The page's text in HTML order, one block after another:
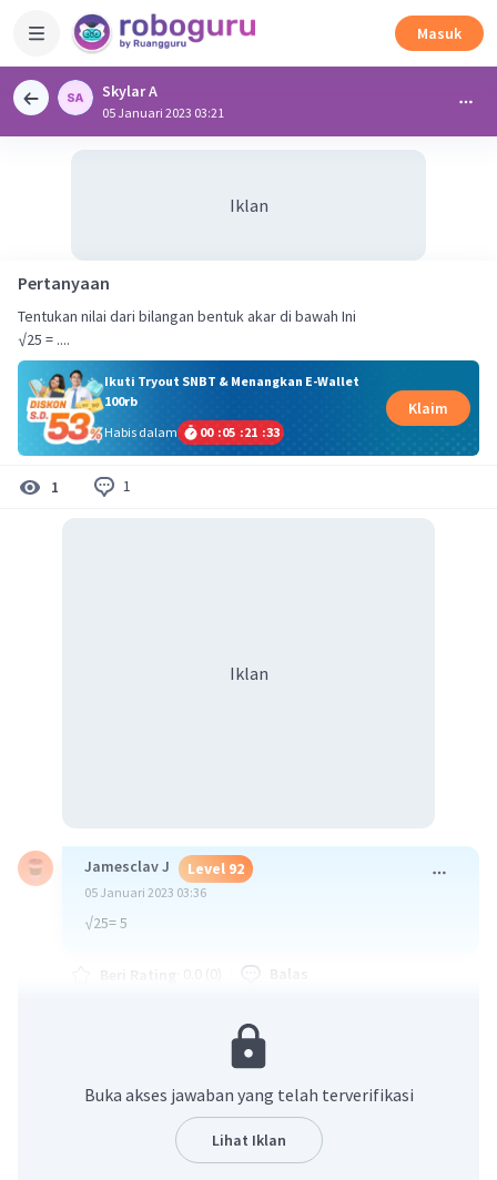
Masuk
Skylar A
05 Januari 2023 03:21
Iklan
Pertanyaan
Tentukan nilai dari bilangan bentuk akar di bawah Ini
√25 = ....
Ikuti Tryout SNBT & Menangkan E-Wallet
100rb
Habis dalam
00 :05 :21 :33
Klaim
1 1
Iklan
Jamesclav J Level 92
05 Januari 2023 03:36
√25= 5
Balas
Iklan
Buka akses jawaban yang telah terverifikasi
Lihat Iklan